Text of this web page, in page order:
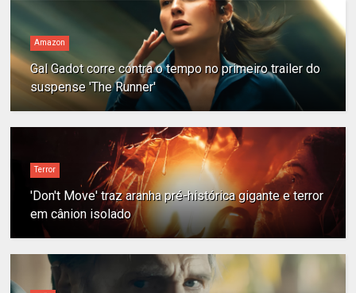
Amazon
Gal Gadot corre contra o tempo no primeiro trailer do
suspense 'The Runner'
Terror
'Don't Move' traz aranha pré-histórica gigante e terror
em cânion isolado